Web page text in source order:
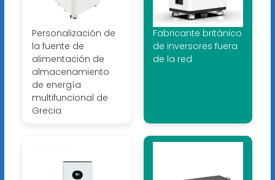
Personalización de
la fuente de
alimentación de
almacenamiento
de energía
multifuncional de
Grecia
Fabricante británico
de inversores fuera
de la red